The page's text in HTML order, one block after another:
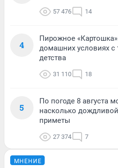
57 476 14
4
Пирожное
домашних условиях
детства
31 110 18
5
По погоде 8 августа
насколько
приметы
27 374 7
МНЕНИЕ